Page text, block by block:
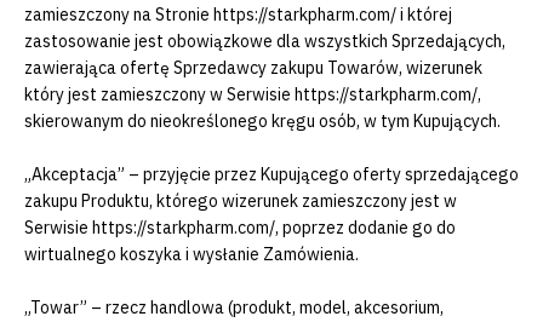
zamieszczony na Stronie https://starkpharm.com/ i której
zastosowanie jest obowiązkowe dla wszystkich Sprzedających,
zawierająca ofertę Sprzedawcy zakupu Towarów, wizerunek
który jest zamieszczony w Serwisie https://starkpharm.com/,
skierowanym do nieokreślonego kręgu osób, w tym Kupujących.
„Akceptacja” – przyjęcie przez Kupującego oferty sprzedającego
zakupu Produktu, którego wizerunek zamieszczony jest w
Serwisie https://starkpharm.com/, poprzez dodanie go do
wirtualnego koszyka i wysłanie Zamówienia.
„Towar” – rzecz handlowa (produkt, model, akcesorium,